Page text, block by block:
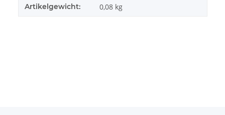
Artikelgewicht: 0,08 kg